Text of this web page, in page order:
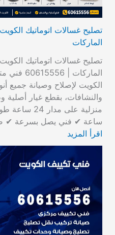
الماركات
الكويت لإصلاح وصيانة جميع
والنشافات، بقطع غيار
ساعة ✔ فني يصل بسرعة ✔
اقرأ المزيد